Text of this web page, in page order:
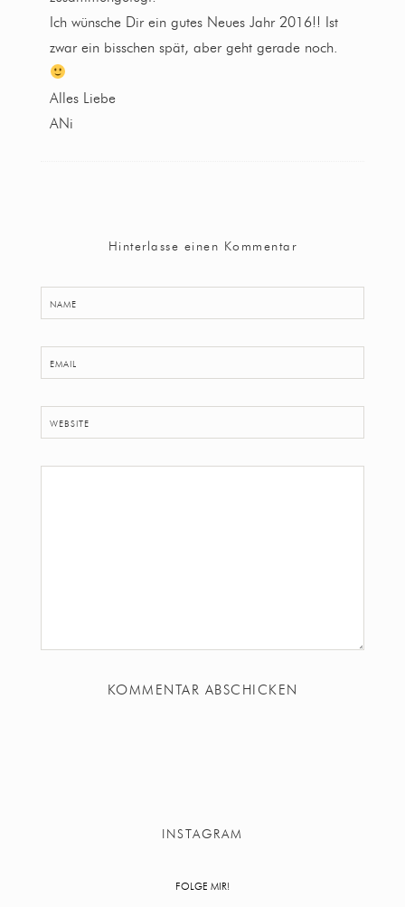
Ich wünsche Dir ein gutes Neues Jahr 2016!! Ist
zwar ein bisschen spät, aber geht gerade noch.
Alles Liebe
ANi
Hinterlasse einen Kommentar
NAME
EMAIL
WEBSITE
INSTAGRAM
FOLGE MIR!